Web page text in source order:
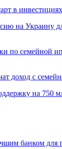
в
на Украину
по семейной
доход с
на 750
банком для